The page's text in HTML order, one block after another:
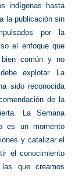
indígenas hasta
la publicación sin
por la
el enfoque que
común y no
explotar. La
sido reconocida
de la
La Semana
es un momento
y catalizar el
el conocimiento
que creamos